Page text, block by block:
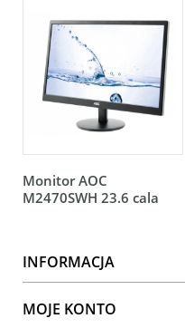
Monitor AOC
M2470SWH 23.6 cala
INFORMACJA
MOJE KONTO